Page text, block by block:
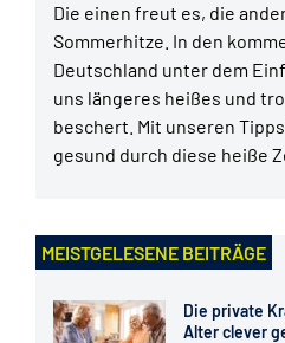
Die einen freut es, die
Sommerhitze. In den
Deutschland unter dem
uns längeres heißes und
beschert. Mit unseren
gesund durch diese heiße
MEISTGELESENE BEITRÄGE
Die private
Alter clever